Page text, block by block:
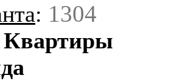
: 1304
Квартиры